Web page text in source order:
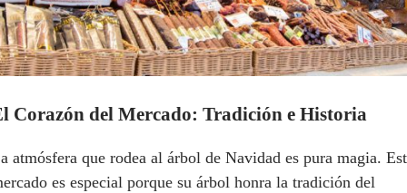
Corazón del Mercado: Tradición e Historia
atmósfera que rodea al árbol de Navidad es pura magia.
es especial porque su árbol honra la tradición del